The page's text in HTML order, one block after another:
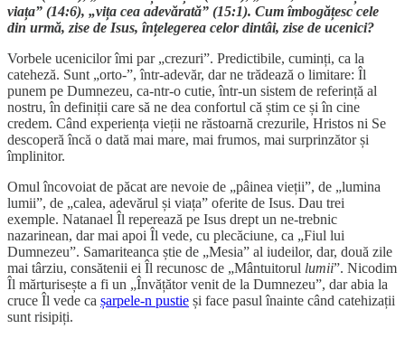
viața” (14:6), „vița cea adevărată” (15:1). Cum îmbogățesc cele
din urmă, zise de Isus, înțelegerea celor dintâi, zise de ucenici?
Vorbele ucenicilor îmi par „crezuri”. Predictibile, cuminți, ca la
cateheză. Sunt „orto-”, într-adevăr, dar ne trădează o limitare: Îl
punem pe Dumnezeu, ca-ntr-o cutie, într-un sistem de referință al
nostru, în definiții care să ne dea confortul că știm ce și în cine
credem. Când experiența vieții ne răstoarnă crezurile, Hristos ni Se
descoperă încă o dată mai mare, mai frumos, mai surprinzător și
împlinitor.
Omul încovoiat de păcat are nevoie de „pâinea vieții”, de „lumina
lumii”, de „calea, adevărul și viața” oferite de Isus. Dau trei
exemple. Natanael Îl reperează pe Isus drept un ne-trebnic
nazarinean, dar mai apoi Îl vede, cu plecăciune, ca „Fiul lui
Dumnezeu”. Samariteanca știe de „Mesia” al iudeilor, dar, două zile
mai târziu, consătenii ei Îl recunosc de „Mântuitorul lumii”. Nicodim
Îl mărturisește a fi un „Învățător venit de la Dumnezeu”, dar abia la
cruce Îl vede ca șarpele-n pustie și face pasul înainte când catehizații
sunt risipiți.